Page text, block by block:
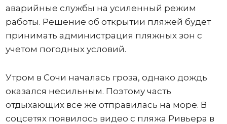
аварийные службы на усиленный режим
работы. Решение об открытии пляжей будет
принимать администрация пляжных зон с
учетом погодных условий.
Утром в Сочи началась гроза, однако дождь
оказался несильным. Поэтому часть
отдыхающих все же отправилась на море. В
соцсетях появилось видео с пляжа Ривьера в